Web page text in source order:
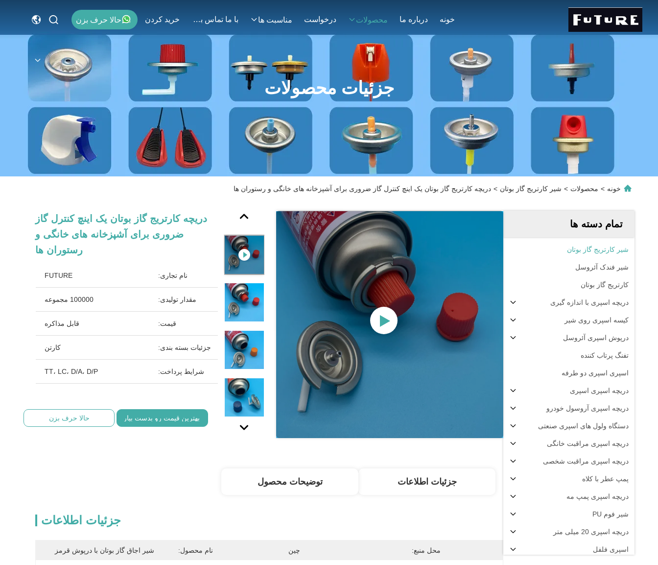
خونه درباره ما محصولات درخواست مناسبت ها با ما تماس بگیرید خريد كردن حالا حرف بزن
جزئیات محصولات
خونه > محصولات > شیر کارتریج گاز بوتان > دریچه کارتریج گاز بوتان یک اینچ کنترل گاز ضروری برای آشپزخانه های خانگی و رستوران ها
تمام دسته ها
شیر کارتریج گاز بوتان
شیر فندک آئروسل
کارتریج گاز بوتان
دریچه اسپری با اندازه گیری
کیسه اسپری روی شیر
درپوش اسپری آئروسل
تفنگ پرتاب کننده
اسپری اسپری دو طرفه
دریچه اسپری اسپری
دریچه اسپری آروسول خودرو
دستگاه ولول های اسپری صنعتی
دریچه اسپری مراقبت خانگی
دریچه اسپری مراقبت شخصی
پمپ عطر با کلاه
دریچه اسپری پمپ مه
شیر فوم PU
دریچه اسپری 20 میلی متر
اسپری فلفل
دریچه کارتریج گاز بوتان یک اینچ کنترل گاز
ضروری برای آشپزخانه های خانگی و
رستوران ها
نام تجاری: FUTURE
مقدار تولیدی: 100000 مجموعه
قیمت: قابل مذاکره
جزئیات بسته بندی: کارتن
شرایط پرداخت: TT، LC، D/A، D/P
بهترین قیمت رو بدست بیار حالا حرف بزن
جزئیات اطلاعات توضیحات محصول
جزئیات اطلاعات
محل منبع: چین نام محصول: شیر اجاق گاز بوتان با درپوش قرمز